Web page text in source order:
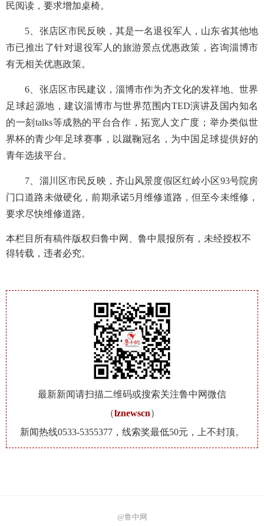
民阅读，要求增加桌椅。
5 、张店区市民反映，其是一名退役军人，山东省其他地
市已推出了针对退役军人的旅游景点优惠政策，咨询淄博市
有无相关优惠政策。
6 、张店区市民建议，淄博市作为齐文化的发祥地、世界
足球起源地，建议淄博市与世界范围内TED演讲及国内知名
的一刻 talks等成熟的平台合作，拓宽人文广度；举办类似世
界杯的青少年足球赛事，以蹴鞠冠名，为中国足球提供好的
青年选拔平台。
7 、淄川区市民反映，齐山风景度假区红岭小区93号院房
门口道路未做硬化，前期承诺5月维修道路，但至今未维修，
要求尽快维修道路。
本栏目所有稿件版权归鲁中网、鲁中晨报所有，未经授权不
得转载，违者必究。
最新新闻请扫描二维码或搜索关注鲁中网微信
（lznewscn）
新闻热线0533-5355377，线索奖最低50元，上不封顶。
@鲁中网